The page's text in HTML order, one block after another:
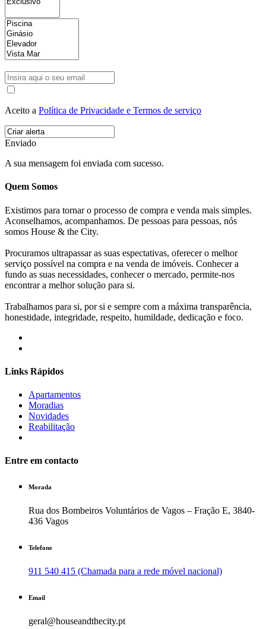
Aceito a Política de Privacidade e Termos de serviço
Enviado
A sua mensagem foi enviada com sucesso.
Quem Somos
Existimos para tornar o processo de compra e venda mais simples.
Aconselhamos, acompanhamos. De pessoas para pessoas, nós
somos House & the City.
Procuramos ultrapassar as suas espectativas, oferecer o melhor
serviço possível na compra e na venda de imóveis. Conhecer a
fundo as suas necessidades, conhecer o mercado, permite-nos
encontrar a melhor solução para si.
Trabalhamos para si, por si e sempre com a máxima transparência,
honestidade, integridade, respeito, humildade, dedicação e foco.
Links Rápidos
Apartamentos
Moradias
Novidades
Reabilitação
Entre em contacto
Morada
Rua dos Bombeiros Voluntários de Vagos – Fração E, 3840-
436 Vagos
Telefone
911 540 415 (Chamada para a rede móvel nacional)
Email
geral@houseandthecity.pt